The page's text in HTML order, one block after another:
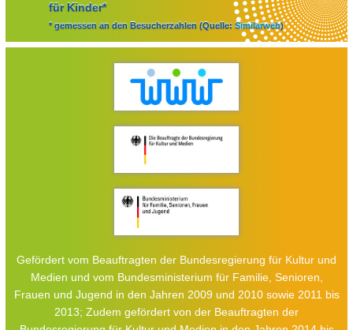
für Kinder*
* gemessen an den Besucherzahlen (Quelle: Similarweb)
Gefördert vom Beauftragten der Bundesregierung für Kultur und
Medien und vom Bundesministerium für Familie, Senioren,
Frauen und Jugend in den Jahren 2009 und 2010 sowie 2011 bis
2013; Zudem gefördert von der Beauftragten der